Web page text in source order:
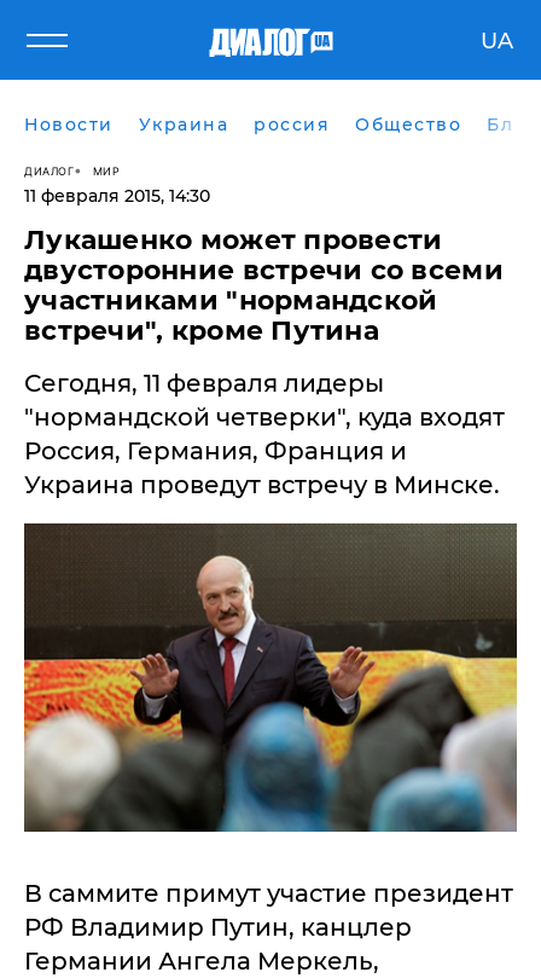
UA
Новости Украина россия Общество
ДИАЛОГ МИР
11 февраля 2015, 14:30
Лукашенко может провести
двусторонние встречи со всеми
участниками "нормандской
встречи", кроме Путина
Сегодня, 11 февраля лидеры
"нормандской четверки", куда входят
Россия, Германия, Франция и
Украина проведут встречу в Минске.
В саммите примут участие президент
РФ Владимир Путин, канцлер
Германии Ангела Меркель,